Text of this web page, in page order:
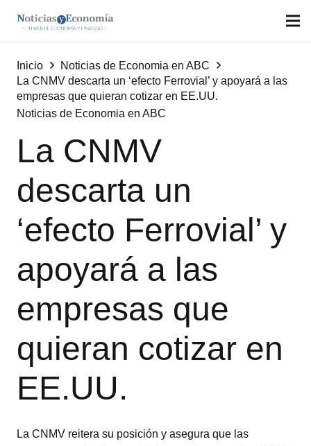
Inicio
Noticias de Economia en ABC
La CNMV descarta un ‘efecto Ferrovial’ y apoyará a las
empresas que quieran cotizar en EE.UU.
Noticias de Economia en ABC
La CNMV
descarta un
‘efecto Ferrovial’ y
apoyará a las
empresas que
quieran cotizar en
EE.UU.
La CNMV reitera su posición y asegura que las